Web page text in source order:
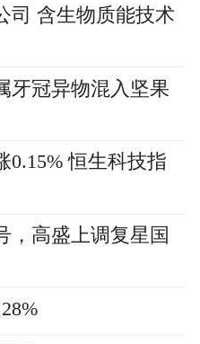
司 含生物质能技术
牙冠异物混入坚果
0.15% 恒生科技指
，高盛上调复星国